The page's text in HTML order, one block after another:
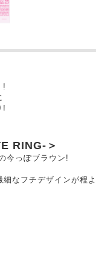
!
!
RING-＞
今っぽブラウン!
なフチデザインが程